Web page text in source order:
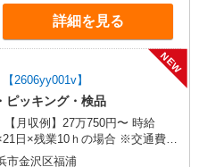
円×8h×22日勤務
詳細を見る
2606yy001v】
NEW
ピッキング・検品
【月収例】27万750円〜 時給
日×残業10ｈの場合 ※交通費支
市金沢区福浦